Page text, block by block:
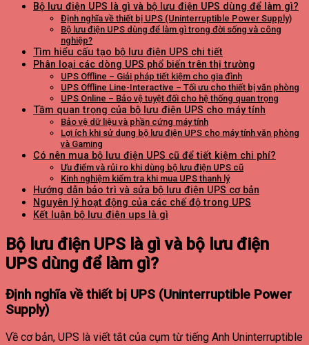
Bộ lưu điện UPS là gì và bộ lưu điện UPS dùng để làm gì?
Định nghĩa về thiết bị UPS (Uninterruptible Power Supply)
Bộ lưu điện UPS dùng để làm gì trong đời sống và công
nghiệp?
Tìm hiểu cấu tạo bộ lưu điện UPS chi tiết
Phân loại các dòng UPS phổ biến trên thị trường
UPS Offline – Giải pháp tiết kiệm cho gia đình
UPS Offline Line-Interactive – Tối ưu cho thiết bị văn phòng
UPS Online – Bảo vệ tuyệt đối cho hệ thống quan trọng
Tầm quan trọng của bộ lưu điện UPS cho máy tính
Bảo vệ dữ liệu và phần cứng máy tính
Lợi ích khi sử dụng bộ lưu điện UPS cho máy tính văn phòng
và Gaming
Có nên mua bộ lưu điện UPS cũ để tiết kiệm chi phí?
Ưu điểm và rủi ro khi dùng bộ lưu điện UPS cũ
Kinh nghiệm kiểm tra khi mua UPS thanh lý
Hướng dẫn bảo trì và sửa bộ lưu điện UPS cơ bản
Nguyên lý hoạt động của các chế độ trong UPS
Kết luận bộ lưu điện ups là gì
Bộ lưu điện UPS là gì và bộ lưu điện
UPS dùng để làm gì?
Định nghĩa về thiết bị UPS (Uninterruptible Power
Supply)
Về cơ bản, UPS là viết tắt của cụm từ tiếng Anh Uninterruptible